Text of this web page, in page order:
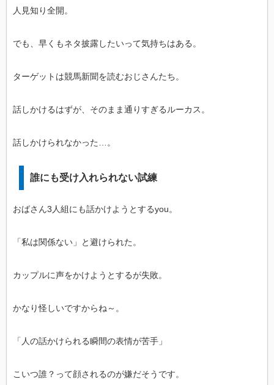
人見知り全開。
でも、早くもネタ披露したいって気持ちはある。
ターゲットは競馬新聞を読むおじさんたち。
話しかけるはずが、そのまま通りすぎるルーカス。
話しかけられなかった…。
誰にも受け入れられない試練
おばさん3人組にも話かけようとするyou。
「私は関係ない」と避けられた。
カップルに声をかけようとするが失敗。
かなり怪しいですからね～。
「人の話かけられる瞬間の表情が苦手」
こいつ誰？って顔されるのが嫌だそうです。